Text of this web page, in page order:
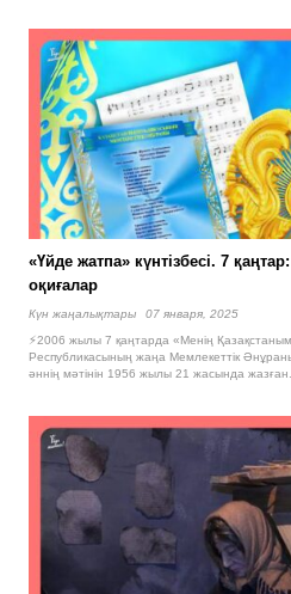
«Үйде жатпа» күнтізбесі. 7
оқиғалар
Күн жаңалықтары
07 января, 2025
⚡️2006 жылы 7 қаңтарда «Менің
Республикасының жаңа Мемлекеттік
әннің мәтінін 1956 жылы 21 жасында